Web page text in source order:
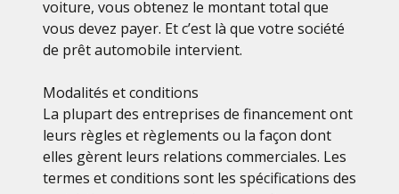
voiture, vous obtenez le montant total que
vous devez payer. Et c’est là que votre société
de prêt automobile intervient.
Modalités et conditions
La plupart des entreprises de financement ont
leurs règles et règlements ou la façon dont
elles gèrent leurs relations commerciales. Les
termes et conditions sont les spécifications des